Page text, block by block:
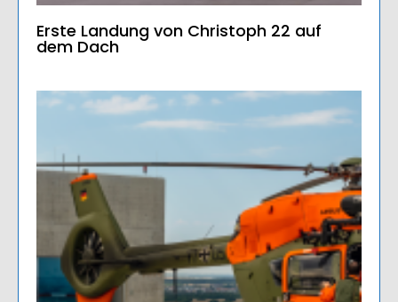
Erste Landung von Christoph 22 auf
dem Dach